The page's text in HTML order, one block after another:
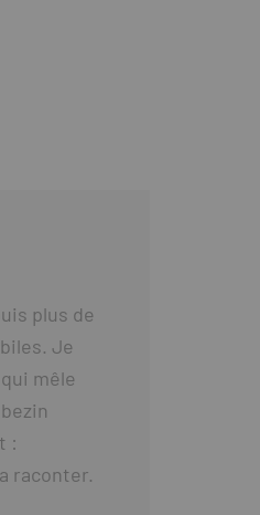
plus de
Je
mêle
:
raconter.